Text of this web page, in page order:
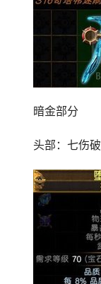
暗金部分
头部：七伤